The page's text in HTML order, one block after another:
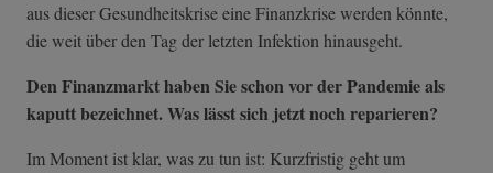
aus dieser Gesundheitskrise eine Finanzkrise werden könnte,
die weit über den Tag der letzten Infektion hinausgeht.
Den Finanzmarkt haben Sie schon vor der Pandemie als
kaputt bezeichnet. Was lässt sich jetzt noch reparieren?
Im Moment ist klar, was zu tun ist: Kurzfristig geht um